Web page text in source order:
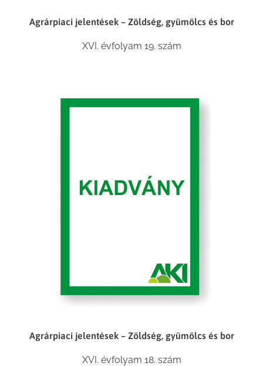
Agrárpiaci jelentések – Zöldség, gyümölcs és bor
XVI. évfolyam 19. szám
Agrárpiaci jelentések – Zöldség, gyümölcs és bor
XVI. évfolyam 18. szám